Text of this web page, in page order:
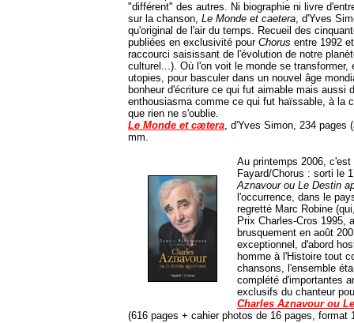
"différent" des autres. Ni biographie ni livre
sur la chanson, Le Monde et caetera, d'Yves
qu'original de l'air du temps. Recueil des
publiées en exclusivité pour Chorus entre 1992
raccourci saisissant de l'évolution de notre
culturel...). Où l'on voit le monde se
utopies, pour basculer dans un nouvel âge
bonheur d'écriture ce qui fut aimable mais aussi
enthousiasma comme ce qui fut haïssable, à la
que rien ne s'oublie.
Le Monde et cætera, d'Yves Simon, 234 pages
mm.
Au printemps 2006, c'est
Fayard/Chorus : sorti le
Aznavour ou Le Destin
l'occurrence, dans le
regretté Marc Robine
Prix Charles-Cros 1995,
brusquement en août
exceptionnel, d'abord
homme à l'Histoire tout
chansons, l'ensemble
complété d'importantes
exclusifs du chanteur
Charles Aznavour ou
(616 pages + cahier photos de 16 pages, format